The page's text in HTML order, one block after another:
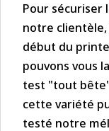
Pour sécuriser
notre clientèle,
début du
pouvons vous
test "tout bête"
cette variété
testé notre